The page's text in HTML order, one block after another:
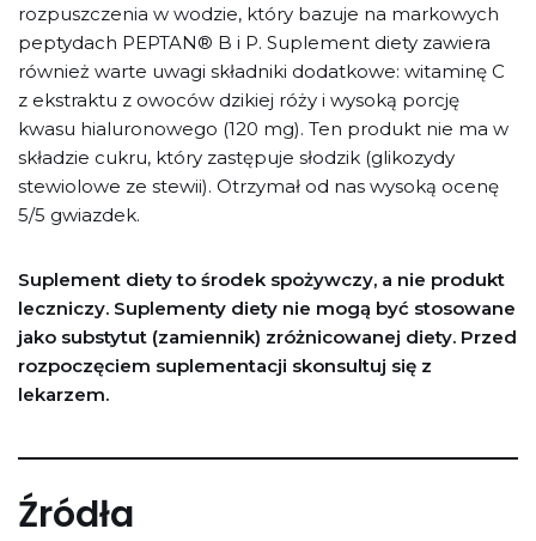
rozpuszczenia w wodzie, który bazuje na markowych
peptydach PEPTAN® B i P. Suplement diety zawiera
również warte uwagi składniki dodatkowe: witaminę C
z ekstraktu z owoców dzikiej róży i wysoką porcję
kwasu hialuronowego (120 mg). Ten produkt nie ma w
składzie cukru, który zastępuje słodzik (glikozydy
stewiolowe ze stewii). Otrzymał od nas wysoką ocenę
5/5 gwiazdek.
Suplement diety to środek spożywczy, a nie produkt
leczniczy. Suplementy diety nie mogą być stosowane
jako substytut (zamiennik) zróżnicowanej diety. Przed
rozpoczęciem suplementacji skonsultuj się z
lekarzem.
Źródła